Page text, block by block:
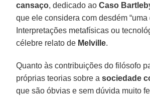
cansaço, dedicado aoCaso
que ele considera com desdém
Interpretações metafísicas ou
célebre relato de Melville.
Quanto às contribuições do filósofo
próprias teorias sobre asociedade
que são óbvias e sem dúvida muito